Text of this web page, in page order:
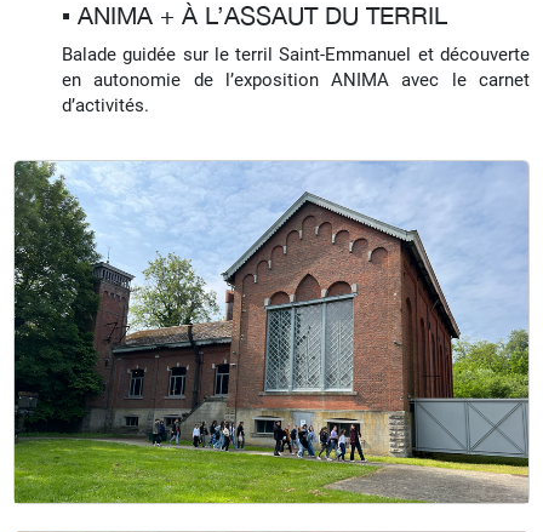
▪︎ ANIMA + À L’ASSAUT DU TERRIL
Balade guidée sur le terril Saint-Emmanuel et découverte
en autonomie de l’exposition ANIMA avec le carnet
d’activités.